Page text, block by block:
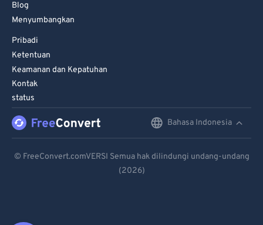
Blog
Menyumbangkan
Pribadi
Ketentuan
Keamanan dan Kepatuhan
Kontak
status
Bahasa Indonesia
Español
© FreeConvert.comVERSI Semua hak dilindungi undang-undang
(2026)